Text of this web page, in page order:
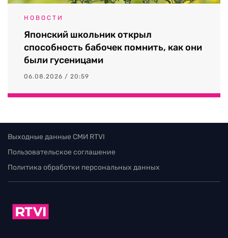
НОВОСТИ
Японский школьник открыл
способность бабочек помнить, как они
были гусеницами
06.08.2026 / 20:59
Выходные данные СМИ RTVI
Пользовательское соглашение
Политика обработки персональных данных